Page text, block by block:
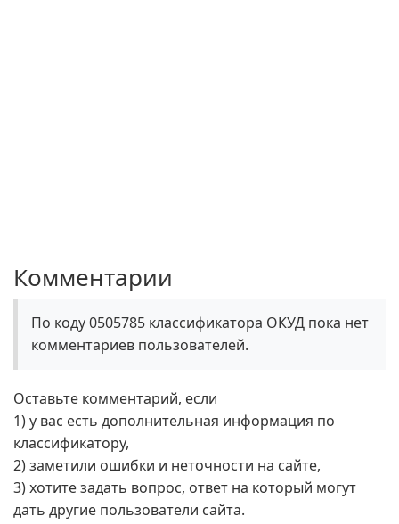
Комментарии
По коду 0505785 классификатора ОКУД пока нет
комментариев пользователей.
Оставьте комментарий, если
1) у вас есть дополнительная информация по
классификатору,
2) заметили ошибки и неточности на сайте,
3) хотите задать вопрос, ответ на который могут
дать другие пользователи сайта.